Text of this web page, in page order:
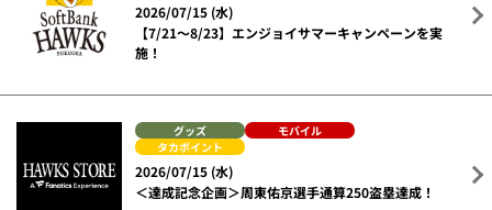
2026/07/15 (水)
【7/21～8/23】エンジョイサマーキャンペーンを実
施！
グッズ
モバイル
タカポイント
2026/07/15 (水)
＜達成記念企画＞周東佑京選手通算250盗塁達成！